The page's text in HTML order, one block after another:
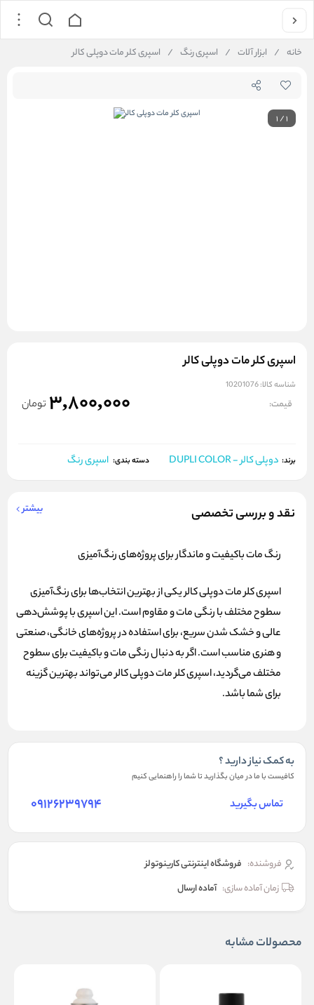
خانه / ابزار آلات / اسپری رنگ / اسپری کلر مات دوپلی کالر
1/1
اسپری کلر مات دوپلی کالر
شناسه کالا:10201076
قیمت: 3,800,000 تومان
برند: دوپلی کالر - DUPLI COLOR دسته بندی: اسپری رنگ
نقد و بررسی تخصصی بیشتر
رنگ مات باکیفیت و ماندگار برای پروژه‌های رنگ‌آمیزی
اسپری کلر مات دوپلی کالر یکی از بهترین انتخاب‌ها برای رنگ‌آمیزی
سطوح مختلف با رنگی مات و مقاوم است. این اسپری با پوشش‌دهی
عالی و خشک شدن سریع، برای استفاده در پروژه‌های خانگی، صنعتی
و هنری مناسب است. اگر به دنبال رنگی مات و باکیفیت برای سطوح
مختلف می‌گردید، اسپری کلر مات دوپلی کالر می‌تواند بهترین گزینه
برای شما باشد.
به کمک نیاز دارید ؟
کافیست با ما در میان بگذارید تا شما را راهنمایی کنیم
تماس بگیرید 09126239794
فروشنده: فروشگاه اینترنتی کارینوتولز
زمان آماده سازی: آماده ارسال
محصولات مشابه